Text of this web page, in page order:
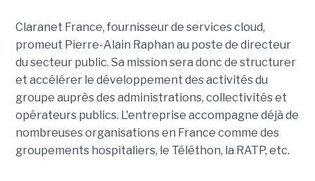
Claranet France, fournisseur de services cloud,
promeut Pierre-Alain Raphan au poste de directeur
du secteur public. Sa mission sera donc de structurer
et accélérer le développement des activités du
groupe auprès des administrations, collectivités et
opérateurs publics. L'entreprise accompagne déjà de
nombreuses organisations en France comme des
groupements hospitaliers, le Téléthon, la RATP, etc.